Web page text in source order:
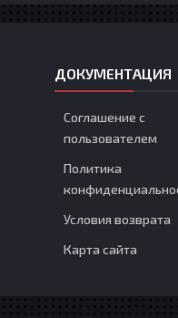
ДОКУМЕНТАЦИЯ
Соглашение с
пользователем
Политика
Условия возврата
Карта сайта